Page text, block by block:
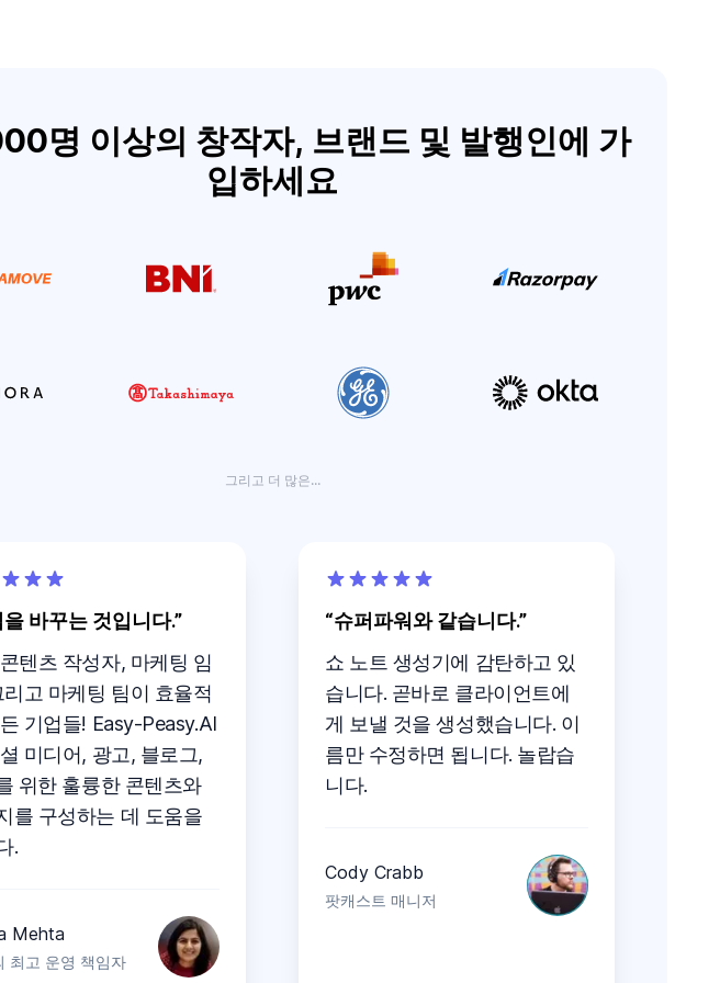
명 이상의 창작자, 브랜드 및 발행인에 가
입하세요
그리고 더 많은...
바꾸는 것입니다.
텐츠 작성자, 마케팅 임
리고 마케팅 팀이 효율적
기업들! Easy-Peasy.AI
미디어, 광고, 블로그,
위한 훌륭한 콘텐츠와
를 구성하는 데 도움을
.
Mehta
최고 운영 책임자
슈퍼파워와 같습니다.
쇼 노트 생성기에 감탄하고 있
습니다. 곧바로 클라이언트에
게 보낼 것을 생성했습니다. 이
름만 수정하면 됩니다. 놀랍습
니다.
Cody Crabb
팟캐스트 매니저